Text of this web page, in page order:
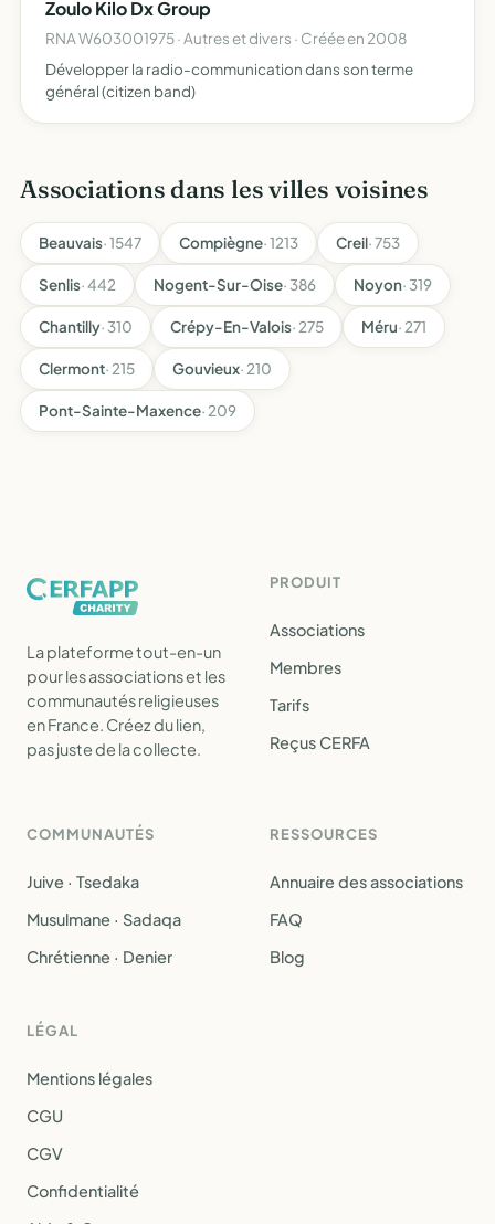
Zoulo Kilo Dx Group
RNA W603001975 · Autres et divers · Créée en 2008
Développer la radio-communication dans son terme
général (citizen band)
Associations dans les villes voisines
Beauvais· 1547 Compiègne· 1213 Creil· 753
Senlis· 442 Nogent-Sur-Oise· 386 Noyon· 319
Chantilly· 310 Crépy-En-Valois· 275 Méru· 271
Clermont· 215 Gouvieux· 210
Pont-Sainte-Maxence· 209
La plateforme tout-en-un
pour les associations et les
communautés religieuses
en France. Créez du lien,
pas juste de la collecte.
PRODUIT
Associations
Membres
Tarifs
Reçus CERFA
COMMUNAUTÉS
Juive · Tsedaka
Musulmane · Sadaqa
Chrétienne · Denier
RESSOURCES
Annuaire des associations
FAQ
Blog
LÉGAL
Mentions légales
CGU
CGV
Confidentialité